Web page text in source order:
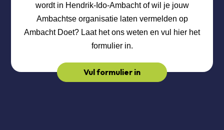
wordt in Hendrik-Ido-Ambacht of wil je jouw
Ambachtse organisatie laten vermelden op
Ambacht Doet? Laat het ons weten en vul hier het
formulier in.
Vul formulier in